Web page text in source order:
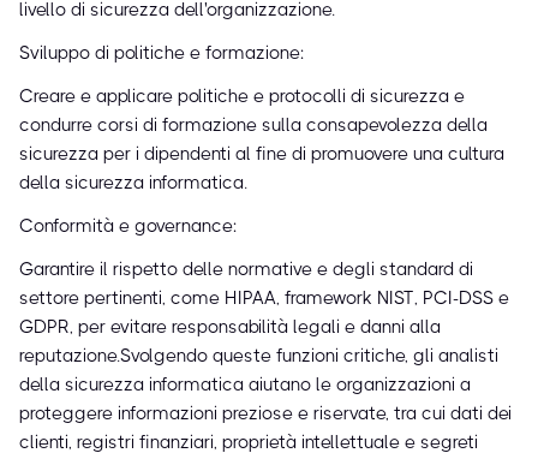
livello di sicurezza dell'organizzazione.
Sviluppo di politiche e formazione:
Creare e applicare politiche e protocolli di sicurezza e
condurre corsi di formazione sulla consapevolezza della
sicurezza per i dipendenti al fine di promuovere una cultura
della sicurezza informatica.
Conformità e governance:
Garantire il rispetto delle normative e degli standard di
settore pertinenti, come HIPAA, framework NIST, PCI-DSS e
GDPR, per evitare responsabilità legali e danni alla
reputazione.Svolgendo queste funzioni critiche, gli analisti
della sicurezza informatica aiutano le organizzazioni a
proteggere informazioni preziose e riservate, tra cui dati dei
clienti, registri finanziari, proprietà intellettuale e segreti